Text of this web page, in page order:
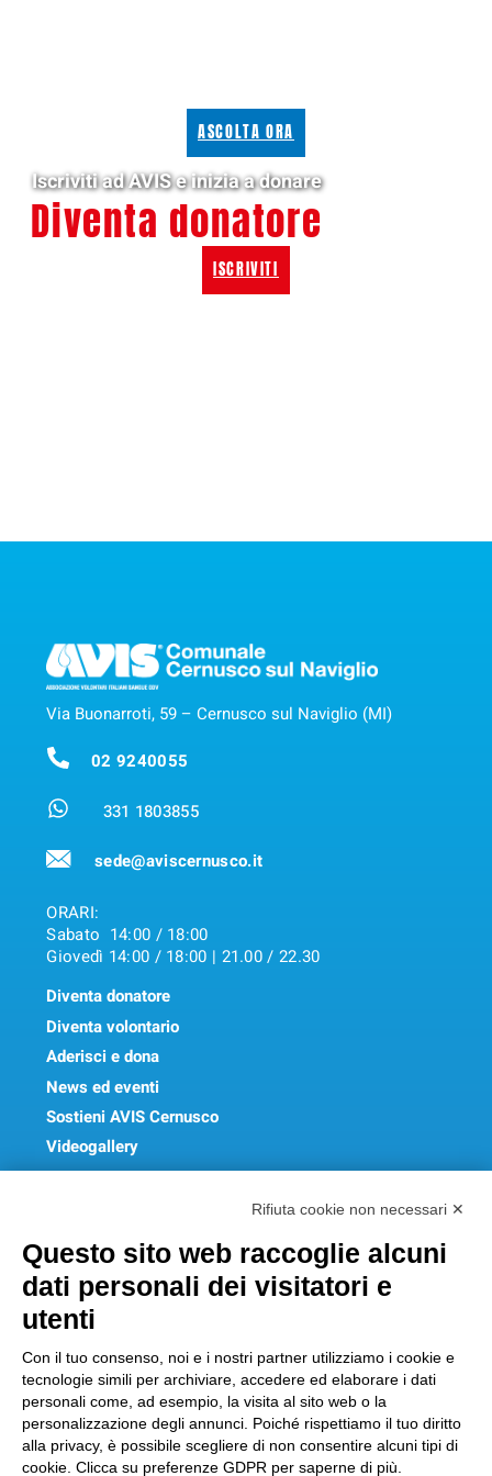
ASCOLTA ORA
Diventa donatore
Iscriviti ad AVIS e inizia a donare
ISCRIVITI
Via Buonarroti, 59 – Cernusco sul Naviglio (MI)
02 9240055
331 1803855
sede@aviscernusco.it
ORARI:
Sabato 14:00 / 18:00
Giovedì 14:00 / 18:00 | 21.00 / 22.30
Diventa donatore
Diventa volontario
Aderisci e dona
News ed eventi
Sostieni AVIS Cernusco
Videogallery
FAQ
Sede Legale:Piazza Matteotti, 8 – 20063 Cernusco sul
Naviglio (Milano)
Codice Fiscale: 97117830154 |
aviscernuscosulnaviglio@pec.aviscernusco.net
Rifiuta cookie non necessari ✕
Questo sito web raccoglie alcuni
dati personali dei visitatori e
utenti
Con il tuo consenso, noi e i nostri partner utilizziamo i cookie e
tecnologie simili per archiviare, accedere ed elaborare i dati
personali come, ad esempio, la visita al sito web o la
personalizzazione degli annunci. Poiché rispettiamo il tuo diritto
alla privacy, è possibile scegliere di non consentire alcuni tipi di
cookie. Clicca su preferenze GDPR per saperne di più.